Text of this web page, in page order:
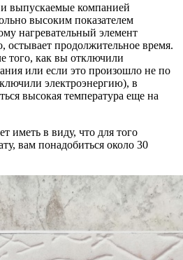
выпускаемые компанией
высоким показателем
нагревательный элемент
остывает продолжительное время.
того, как вы отключили
или если это произошло не по
электроэнергию), в
высокая температура еще на
иметь в виду, что для того
вам понадобиться около 30